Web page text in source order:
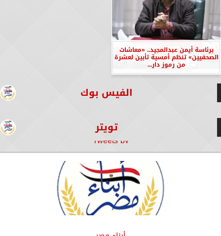
برئاسة أيمن عبدالمجيد.. «معاشات
الصحفيين» تنظم أمسية تأبين لعشرة
من رموز دار...
الفيس بوك
تويتر
Tweets by